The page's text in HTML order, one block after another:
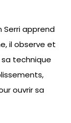
Serri apprend
il observe et
technique
ouvrir sa